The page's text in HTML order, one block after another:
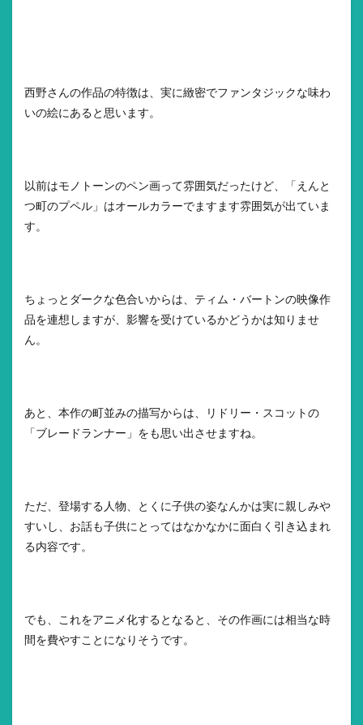
西野さんの作品の特徴は、実に緻密でファンタジックな味わ
いの絵にあると思います。
以前はモノトーンのペン画って雰囲気だったけど、「えんと
つ町のプペル」はオールカラーでますます雰囲気が出ていま
す。
ちょっとダークな色合いからは、ティム・バートンの映像作
品を連想しますが、影響を受けているかどうかは知りませ
ん。
あと、本作の町並みの描写からは、リドリー・スコットの
「ブレードランナー」をも思い出させますね。
ただ、登場する人物、とくに子供の姿なんかは実に親しみや
すいし、お話も子供にとってはなかなかに面白く引き込まれ
る内容です。
でも、これをアニメ化するとなると、その作画には相当な時
間を費やすことになりそうです。